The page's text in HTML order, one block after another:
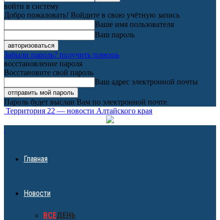
войти в систему
Добро пожаловать! Войдите в свою учётную запись
Ваше имя пользователя
Ваш пароль
Забыли пароль? получить помощь
восстановление пароля
Восстановите свой пароль
Ваш адрес электронной почты
Пароль будет выслан Вам по электронной почте.
Территория 22 — новости Алтайского края
Главная
Новости
ВСЕДЕНЬ